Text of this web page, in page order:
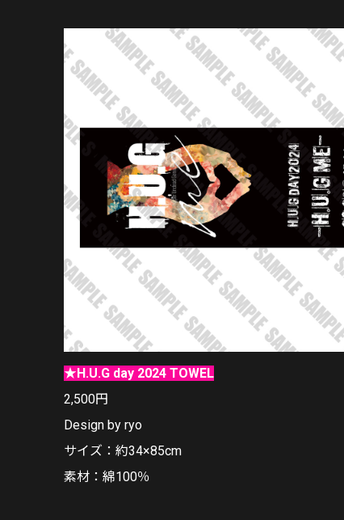
★H.U.G day 2024 TOWEL
2,500円
Design by ryo
サイズ：約34×85cm
素材：綿100％